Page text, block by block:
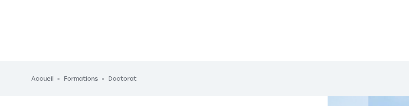
Fil d'Ariane
Accueil Formations Doctorat